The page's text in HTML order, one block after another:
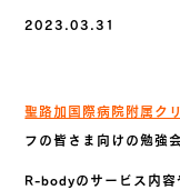
2023.03.31
聖路加国際病院附属ク
フの皆さま向けの勉強
R-bodyのサービス内容